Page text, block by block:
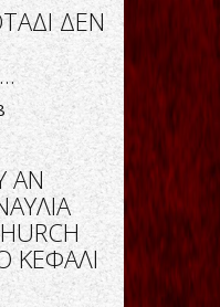
ΔΕΝ
ΑΝ
ΚΕΦΑΛΙ